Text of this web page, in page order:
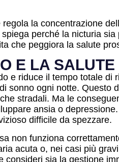
la concentrazione
perché la nicturia
che peggiora la salute
E LA
e riduce il tempo totale di
sonno ogni notte. Questo
stradali. Ma le
ansia o
difficile da spezzare.
non funziona
acuta o, nei casi più
sia la gestione